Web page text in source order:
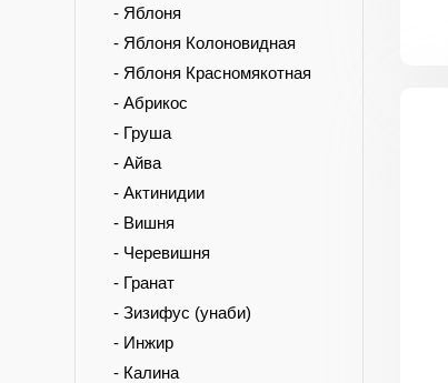
- Яблоня
- Яблоня Колоновидная
- Яблоня Красномякотная
- Абрикос
- Груша
- Айва
- Актинидии
- Вишня
- Черевишня
- Гранат
- Зизифус (унаби)
- Инжир
- Калина